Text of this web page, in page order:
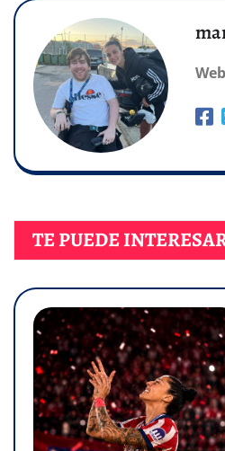
TE PUEDE